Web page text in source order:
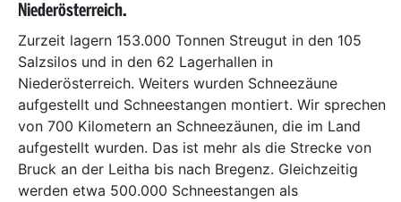
Niederösterreich.
Zurzeit lagern 153.000 Tonnen Streugut in den 105
Salzsilos und in den 62 Lagerhallen in
Niederösterreich. Weiters wurden Schneezäune
aufgestellt und Schneestangen montiert. Wir sprechen
von 700 Kilometern an Schneezäunen, die im Land
aufgestellt wurden. Das ist mehr als die Strecke von
Bruck an der Leitha bis nach Bregenz. Gleichzeitig
werden etwa 500.000 Schneestangen als